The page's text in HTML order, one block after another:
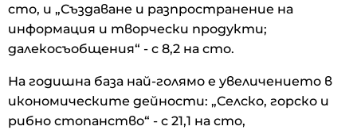
сто, и „Създаване и разпространение на
информация и творчески продукти;
далекосъобщения“ - с 8,2 на сто.
На годишна база най-голямо e увеличението в
икономическите дейности: „Селско, горско и
рибно стопанство“ - с 21,1 на сто,